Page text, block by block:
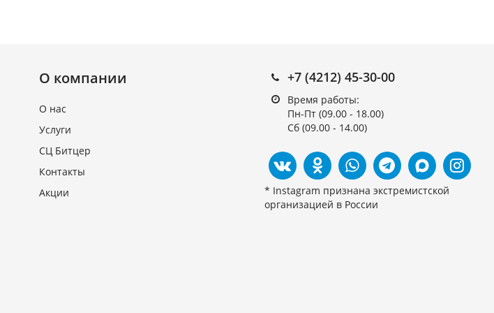
О компании
О нас
Услуги
СЦ Битцер
Контакты
Акции
+7 (4212) 45-30-00
Время работы:
Пн-Пт (09.00 - 18.00)
Сб (09.00 - 14.00)
* Instagram признана экстремистской
организацией в России